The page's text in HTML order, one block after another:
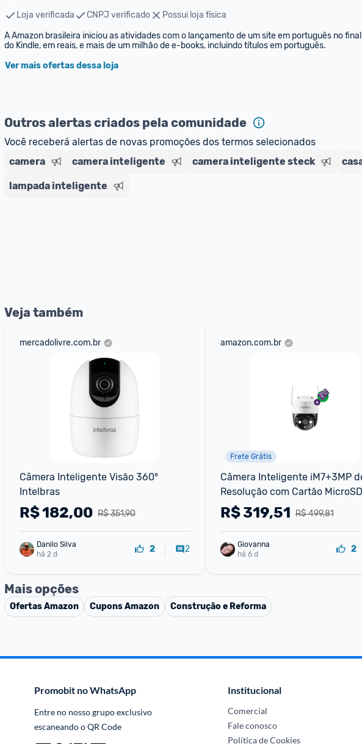
Loja verificada CNPJ verificado
Possui loja física
A Amazon brasileira iniciou as atividades com o lançamento de um site em português no
do Kindle, em reais, e mais de um milhão de e-books, incluindo títulos em português.
Ver mais ofertas dessa loja
Outros alertas criados pela comunidade
Você receberá alertas de novas promoções dos termos selecionados
camera
camera inteligente camera inteligente steck
lampada inteligente
Veja também
mercadolivre.com.br
Câmera Inteligente Visão 360°
Intelbras
R$ 351,90
R$182,00
Danilo Silva
há 2 d
2 2
amazon.com.br
Frete Grátis
Câmera Inteligente iM7+3MP
Resolução com Cartão MicroSD
64GB Branca Intelbras
R$ 499,81
R$319,51
Giovanna
há 6 d
2
Mais opções
OfertasAmazon CuponsAmazon Construção e Reforma
Promobit no WhatsApp
Entre no nosso grupo exclusivo
escaneando o QR Code
Institucional
Comercial
Fale conosco
Política de Cookies